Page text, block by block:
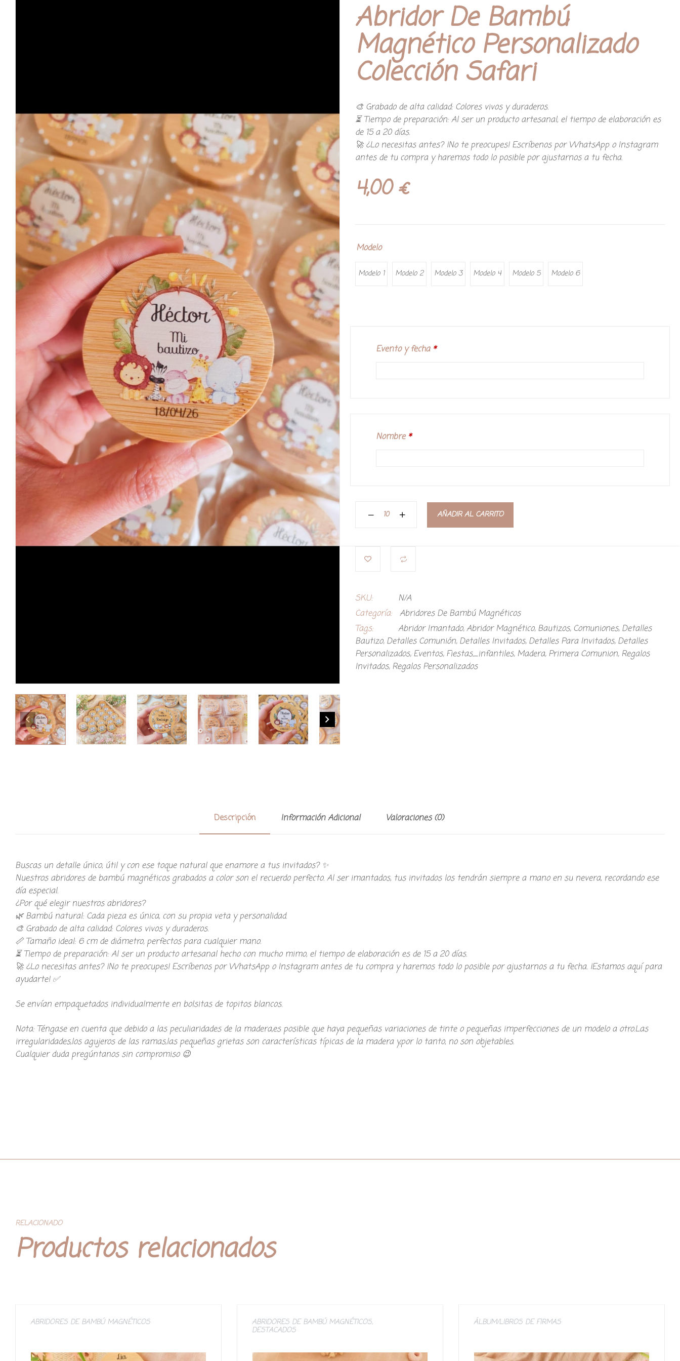
Abridor De Bambú
Magnético Personalizado
Colección Safari
​🎨 Grabado de alta calidad: Colores vivos y duraderos.
​⏳ Tiempo de preparación: Al ser un producto artesanal, el tiempo de elaboración es
de 15 a 20 días.
🚀 ¿Lo necesitas antes? ¡No te preocupes! Escríbenos por WhatsApp o Instagram
antes de tu compra y haremos todo lo posible por ajustarnos a tu fecha.
4,00€
Modelo
Modelo 1 Modelo 2 Modelo 3 Modelo 4 Modelo 5 Modelo 6
Evento y fecha *
Nombre *
AÑADIR AL CARRITO
SKU:
N/A
Categoría:
Abridores De Bambú Magnéticos
Tags:
Abridor Imantado,Abridor Magnético, Bautizos, Comuniones, Detalles
Bautizo, Detalles Comunión, Detalles Invitados, Detalles Para Invitados, Detalles
Personalizados, Eventos, Fiestas_infantiles, Madera, Primera Comunion, Regalos
Invitados, Regalos Personalizados
Descripción Información Adicional Valoraciones (0)
Buscas un detalle único, útil y con ese toque natural que enamore a tus invitados? ✨
​Nuestros abridores de bambú magnéticos grabados a color son el recuerdo perfecto. Al ser imantados, tus invitados los tendrán siempre a mano en su nevera, recordando ese
día especial.
​¿Por qué elegir nuestros abridores?
​🌿 Bambú natural: Cada pieza es única, con su propia veta y personalidad.
​🎨 Grabado de alta calidad: Colores vivos y duraderos.
​📏 Tamaño ideal: 6 cm de diámetro, perfectos para cualquier mano.
​⏳ Tiempo de preparación: Al ser un producto artesanal hecho con mucho mimo, el tiempo de elaboración es de 15 a 20 días.
🚀 ¿Lo necesitas antes? ¡No te preocupes! Escríbenos por WhatsApp o Instagram antes de tu compra y haremos todo lo posible por ajustarnos a tu fecha. ¡Estamos aquí para
ayudarte! ✅
Se envían empaquetados individualmente en bolsitas de topitos blancos.
Nota: Téngase en cuenta que debido a las peculiaridades de la madera,es posible que haya pequeñas variaciones de tinte o pequeñas imperfecciones de un modelo a otro.Las
irregularidades,los agujeros de las ramas,las pequeñas grietas son características típicas de la madera y,por lo tanto, no son objetables.
Cualquier duda pregúntanos sin compromiso 😉
RELACIONADO
Productos relacionados
ABRIDORES DE BAMBÚ MAGNÉTICOS ABRIDORES DE BAMBÚ MAGNÉTICOS,
DESTACADOS
ÁLBUM/LIBROS DE FIRMAS